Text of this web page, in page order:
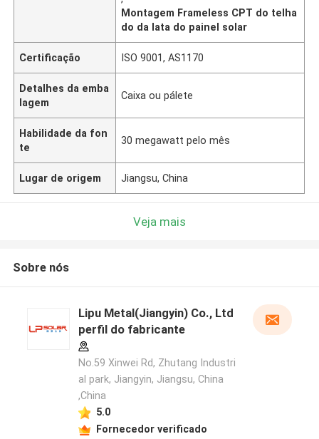
Montagem Frameless CPT do telha
do da lata do painel solar
Certificação ISO 9001, AS1170
Detalhes da emba
lagem
Caixa ou pálete
Habilidade da fon
te
30 megawatt pelo mês
Lugar de origem Jiangsu, China
Veja mais
Sobre nós
Lipu Metal(Jiangyin) Co., Ltd
perfil do fabricante
No.59 Xinwei Rd, Zhutang Industri
al park, Jiangyin, Jiangsu, China
,China
5.0
Fornecedor verificado